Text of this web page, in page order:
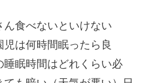
ん食べないといけない
は何時間眠ったら良
睡眠時間はどれくらい必